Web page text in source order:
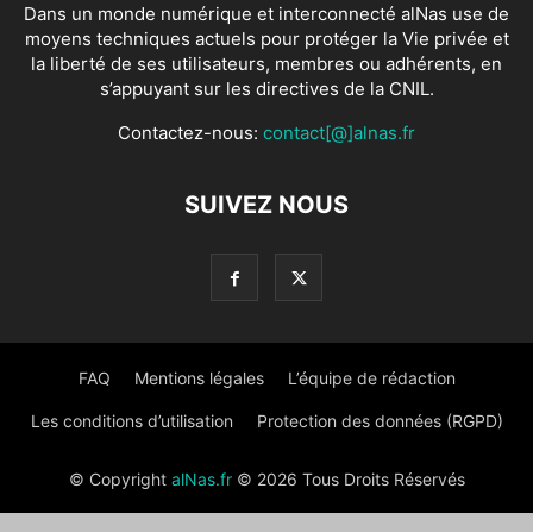
Dans un monde numérique et interconnecté alNas use de
moyens techniques actuels pour protéger la Vie privée et
la liberté de ses utilisateurs, membres ou adhérents, en
s’appuyant sur les directives de la CNIL.
Contactez-nous: contact[@]alnas.fr
SUIVEZ NOUS
FAQ Mentions légales L’équipe de rédaction
Les conditions d’utilisation Protection des données (RGPD)
© Copyright alNas.fr© 2026 Tous Droits Réservés